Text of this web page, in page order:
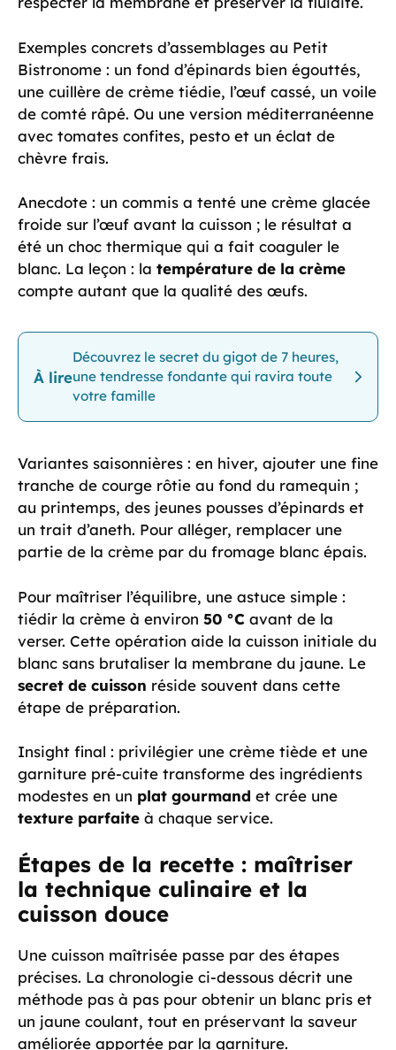
Exemples concrets d’assemblages au Petit
Bistronome : un fond d’épinards bien égouttés,
une cuillère de crème tiédie, l’œuf cassé, un voile
de comté râpé. Ou une version méditerranéenne
avec tomates confites, pesto et un éclat de
chèvre frais.
Anecdote : un commis a tenté une crème glacée
froide sur l’œuf avant la cuisson ; le résultat a
été un choc thermique qui a fait coaguler le
blanc. La leçon : la température de la crème
compte autant que la qualité des œufs.
À lire
Découvrez le secret du gigot de 7 heures,
une tendresse fondante qui ravira toute
votre famille
Variantes saisonnières : en hiver, ajouter une fine
tranche de courge rôtie au fond du ramequin ;
au printemps, des jeunes pousses d’épinards et
un trait d’aneth. Pour alléger, remplacer une
partie de la crème par du fromage blanc épais.
Pour maîtriser l’équilibre, une astuce simple :
tiédir la crème à environ 50 °C avant de la
verser. Cette opération aide la cuisson initiale du
blanc sans brutaliser la membrane du jaune. Le
secret de cuisson réside souvent dans cette
étape de préparation.
Insight final : privilégier une crème tiède et une
garniture pré-cuite transforme des ingrédients
modestes en un plat gourmand et crée une
texture parfaite à chaque service.
Étapes de la recette : maîtriser
la technique culinaire et la
cuisson douce
Une cuisson maîtrisée passe par des étapes
précises. La chronologie ci-dessous décrit une
méthode pas à pas pour obtenir un blanc pris et
un jaune coulant, tout en préservant la saveur
améliorée apportée par la garniture.